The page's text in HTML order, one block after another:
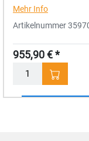
Mehr Info
Artikelnummer
955,90 € *
Menge